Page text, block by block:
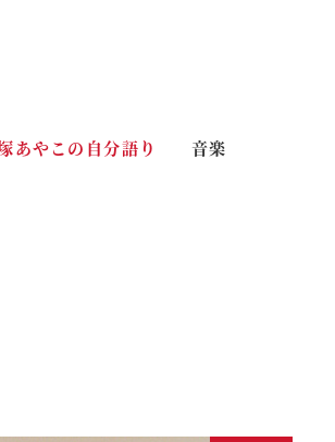
あやこの自分語り 音楽